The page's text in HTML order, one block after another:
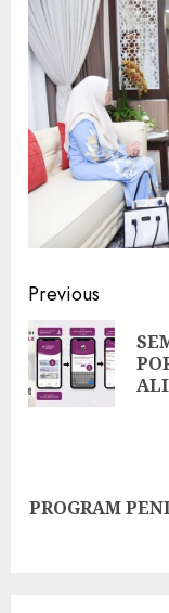
Continue
Reading
Previous
Next
PROGRAM